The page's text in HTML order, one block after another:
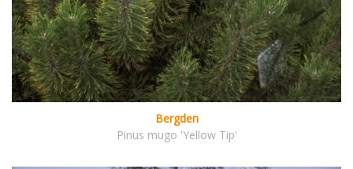
Bergden
Pinus mugo 'Yellow Tip'